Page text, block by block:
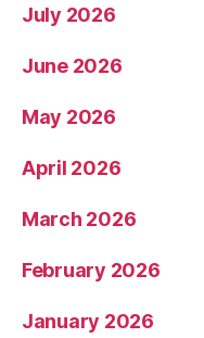
July 2026
June 2026
May 2026
April 2026
March 2026
February 2026
January 2026